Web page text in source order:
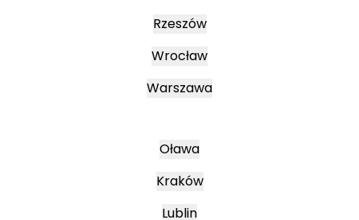
Rzeszów
Wrocław
Warszawa
Oława
Kraków
Lublin